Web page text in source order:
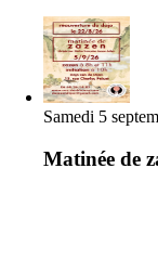
Samedi 5
Matinée de